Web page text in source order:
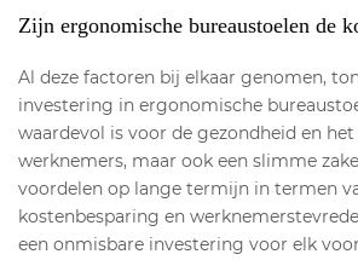
Zijn ergonomische bureaustoelen de
Al deze factoren bij elkaar genomen,
investering in ergonomische
waardevol is voor de gezondheid en
werknemers, maar ook een slimme
voordelen op lange termijn in termen
kostenbesparing en
een onmisbare investering voor elk